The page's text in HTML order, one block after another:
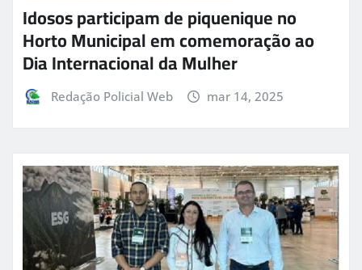
Idosos participam de piquenique no
Horto Municipal em comemoração ao
Dia Internacional da Mulher
Redação Policial Web mar 14, 2025